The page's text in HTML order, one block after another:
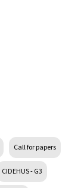
Call for papers
CIDEHUS - G3